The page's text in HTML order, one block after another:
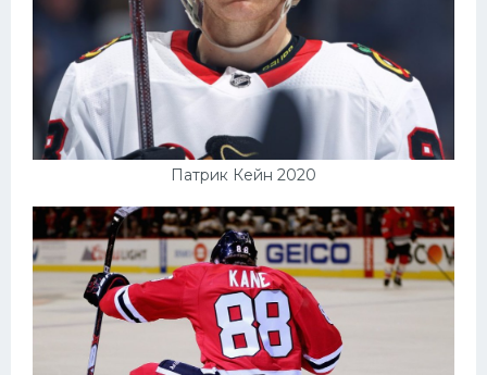
Патрик Кейн 2020